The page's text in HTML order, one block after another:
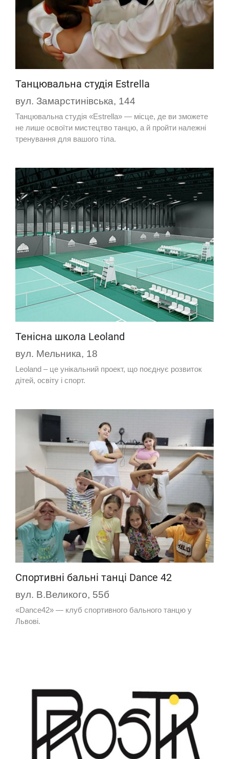
Танцювальна студія Estrella
вул. Замарстинівська, 144
Танцювальна студія «Estrella» — місце, де ви зможете
не лише освоїти мистецтво танцю, а й пройти належні
тренування для вашого тіла.
Тенісна школа Leoland
вул. Мельника, 18
Leoland – це унікальний проект, що поєднує розвиток
дітей, освіту і спорт.
Спортивні бальні танці Dance 42
вул. В.Великого, 55б
«Dance42» — клуб спортивного бального танцю у
Львові.